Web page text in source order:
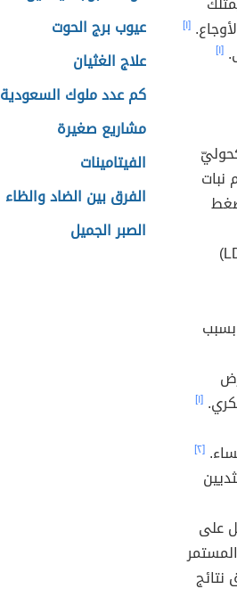
[١]
[١]
المساعدة على خفض مستويات الكوليسترول الضارّ( LDL)
بسبب
[١]
[٢]
على
عيوب برج الحوت
علاج الغثيان
كم عدد ملوك السعودية
مشاريع صغيرة
الفيتامينات
الفرق بين الضاد والظاء
الصبر الجميل